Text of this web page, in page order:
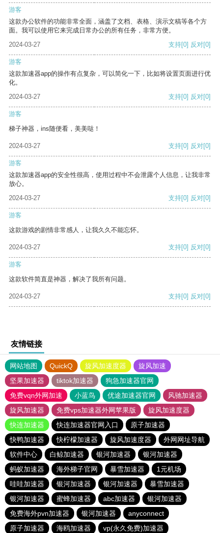
游客
这款办公软件的功能非常全面，涵盖了文档、表格、演示文稿等各个方
面。我可以使用它来完成日常办公的所有任务，非常方便。
2024-03-27
支持[0] 反对[0]
游客
这款加速器app的操作有点复杂，可以简化一下，比如将设置页面进行优
化。
2024-03-27
支持[0] 反对[0]
游客
梯子神器，ins随便看，美美哒！
2024-03-27 支持[0] 反对[0]
游客
这款加速器app的安全性很高，使用过程中不会泄露个人信息，让我非常
放心。
2024-03-27
支持[0] 反对[0]
游客
这款游戏的剧情非常感人，让我久久不能忘怀。
2024-03-27 支持[0] 反对[0]
游客
这款软件简直是神器，解决了我所有问题。
2024-03-27 支持[0] 反对[0]
友情链接
网站地图 QuickQ 旋风加速度器
旋风加速
坚果加速器
tiktok加速器
狗急加速器官网
免费vqn外网加速
小蓝鸟 优途加速器官网
风驰加速器
旋风加速器
免费vps加速器外网苹果版
旋风加速度器
快连加速器
快连加速器官网入口
原子加速器
快鸭加速器
快柠檬加速器 旋风加速度器
外网网址导航
软件中心
白鲸加速器 银河加速器
银河加速器
蚂蚁加速器
海外梯子官网 暴雪加速器
1元机场
哇哇加速器
银河加速器 银河加速器
暴雪加速器
银河加速器
蜜蜂加速器 abc加速器
银河加速器
免费海外pvn加速器
银河加速器
anyconnect
原子加速器
海鸥加速器 vp(永久免费)加速器